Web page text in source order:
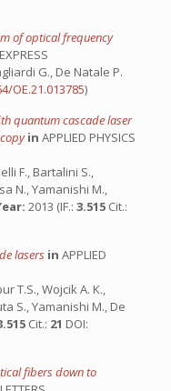
of optical frequency
G., De Natale P.
OE.21.013785)
quantum cascade laser
in APPLIED PHYSICS
F., Bartalini S.,
N., Yamanishi M.,
2013 (IF.: 3.515 Cit.:
lasers in APPLIED
T.S., Wojcik A. K.,
S., Yamanishi M., De
Cit.: 21 DOI:
fibers down to